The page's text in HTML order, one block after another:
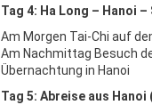
Tag 4: Ha Long – Hanoi
Am Morgen Tai-Chi auf
Am Nachmittag Besuch
Übernachtung in Hanoi
Tag 5: Abreise aus Hanoi